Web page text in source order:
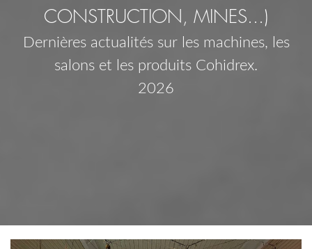
CONSTRUCTION, MINES...)
Dernières actualités sur les machines, les
salons et les produits Cohidrex.
2026